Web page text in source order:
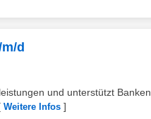
d
und unterstützt Banken,
Weitere Infos ]